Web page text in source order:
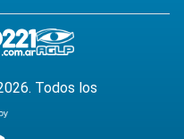
Todos los